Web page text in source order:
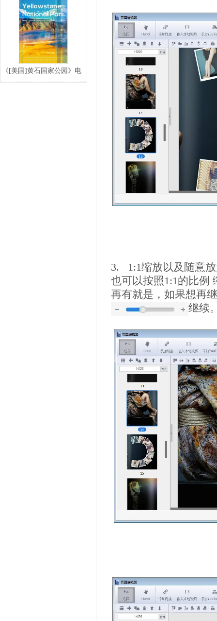
《[美国]黄石国家公园》电
3. 1:1缩放以及随意
也可以按照1:1的比例
再有就是，如果想再
继续